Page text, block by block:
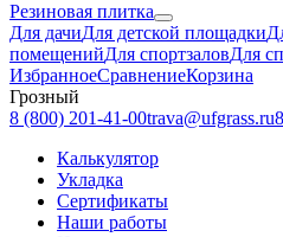
Резиновая плитка
Для дачиДля детской площадки
помещенийДля спортзаловДля
ИзбранноеСравнениеКорзина
Грозный
8 (800) 201-41-00trava@ufgrass.ru
Калькулятор
Укладка
Сертификаты
Наши работы